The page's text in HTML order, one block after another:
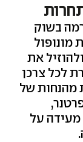
בשוק
את
לכל צרכן
מהנחות של
פרטנר,
מעידה על